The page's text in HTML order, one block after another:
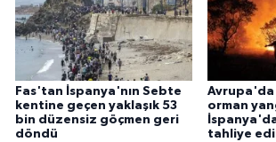
Fas'tan İspanya'nın Sebte
kentine geçen yaklaşık 53
bin düzensiz göçmen geri
döndü
Avrupa'da
orman
tahliye